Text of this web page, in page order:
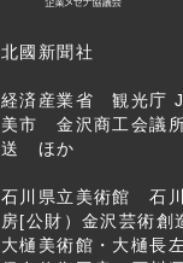
北國新聞社
経済産業省 観光
美市 金沢商工会議
送 ほか
石川県立美術館 石
房[公財）金沢芸術
大樋美術館・大樋